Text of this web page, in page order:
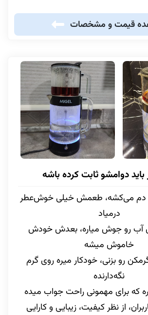
قیمت و مشخصات
دوامشو ثابت کرده باشه
دم می‌کشه، طعمش خیلی خوش‌عطر
درمیاد
آب رو جوش میاره، بعدش خودش
خاموش میشه
رو بزنی، خودکار میره روی گرم
نگه‌دارنده
که برای مهمونی راحت جواب میده
از نظر کیفیت، زیبایی و کارایی